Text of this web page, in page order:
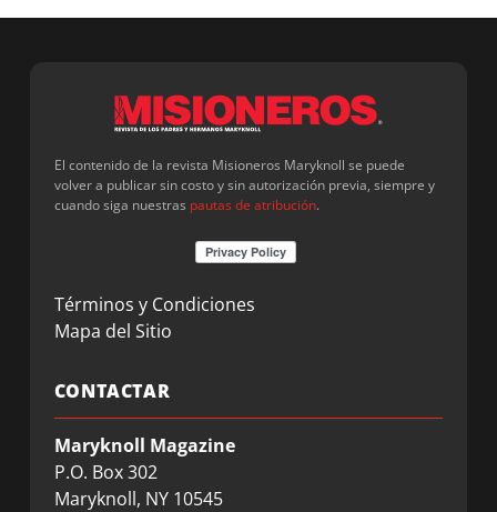
El contenido de la revista Misioneros Maryknoll se puede
volver a publicar sin costo y sin autorización previa, siempre y
cuando siga nuestras pautas de atribución.
Términos y Condiciones
Mapa del Sitio
CONTACTAR
Maryknoll Magazine
P.O. Box 302
Maryknoll, NY 10545